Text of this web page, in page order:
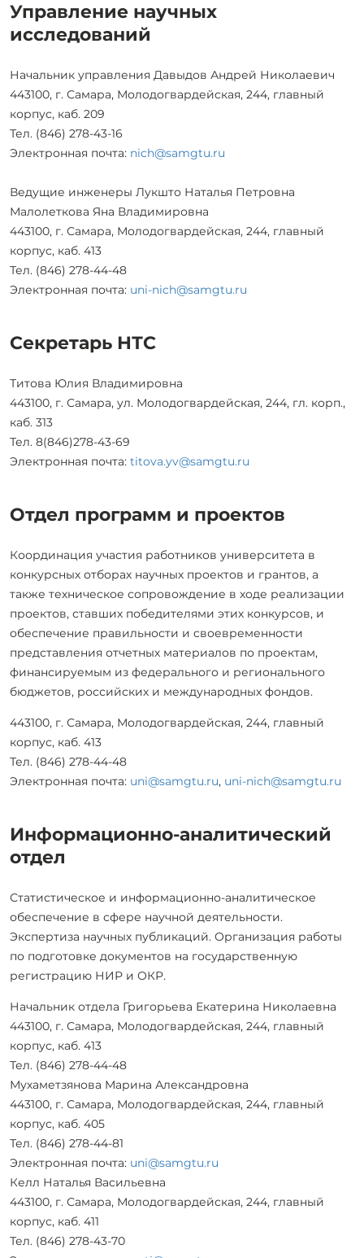
Управление научных
исследований
Начальник управления Давыдов Андрей Николаевич
443100, г. Самара, Молодогвардейская, 244, главный
корпус, каб. 209
Тел. (846) 278-43-16
Электронная почта: nich@samgtu.ru
Ведущие инженеры Лукшто Наталья Петровна
Малолеткова Яна Владимировна
443100, г. Самара, Молодогвардейская, 244, главный
корпус, каб. 413
Тел. (846) 278-44-48
Электронная почта: uni-nich@samgtu.ru
Секретарь НТС
Титова Юлия Владимировна
443100, г. Самара, ул. Молодогвардейская, 244, гл. корп.,
каб. 313
Тел. 8(846)278-43-69
Электронная почта: titova.yv@samgtu.ru
Отдел программ и проектов
Координация участия работников университета в
конкурсных отборах научных проектов и грантов, а
также техническое сопровождение в ходе реализации
проектов, ставших победителями этих конкурсов, и
обеспечение правильности и своевременности
представления отчетных материалов по проектам,
финансируемым из федерального и регионального
бюджетов, российских и международных фондов.
443100, г. Самара, Молодогвардейская, 244, главный
корпус, каб. 413
Тел. (846) 278-44-48
Электронная почта: uni@samgtu.ru, uni-nich@samgtu.ru
Информационно-аналитический
отдел
Статистическое и информационно-аналитическое
обеспечение в сфере научной деятельности.
Экспертиза научных публикаций. Организация работы
по подготовке документов на государственную
регистрацию НИР и ОКР.
Начальник отдела Григорьева Екатерина Николаевна
443100, г. Самара, Молодогвардейская, 244, главный
корпус, каб. 413
Тел. (846) 278-44-48
Мухаметзянова Марина Александровна
443100, г. Самара, Молодогвардейская, 244, главный
корпус, каб. 405
Тел. (846) 278-44-81
Электронная почта: uni@samgtu.ru
Келл Наталья Васильевна
443100, г. Самара, Молодогвардейская, 244, главный
корпус, каб. 411
Тел. (846) 278-43-70